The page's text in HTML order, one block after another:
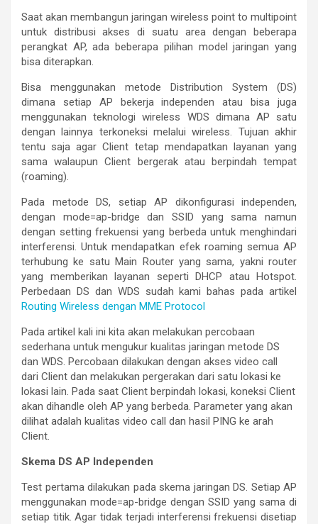
Saat akan membangun jaringan wireless point to multipoint
untuk distribusi akses di suatu area dengan beberapa
perangkat AP, ada beberapa pilihan model jaringan yang
bisa diterapkan.
Bisa menggunakan metode Distribution System (DS)
dimana setiap AP bekerja independen atau bisa juga
menggunakan teknologi wireless WDS dimana AP satu
dengan lainnya terkoneksi melalui wireless. Tujuan akhir
tentu saja agar Client tetap mendapatkan layanan yang
sama walaupun Client bergerak atau berpindah tempat
(roaming).
Pada metode DS, setiap AP dikonfigurasi independen,
dengan mode=ap-bridge dan SSID yang sama namun
dengan setting frekuensi yang berbeda untuk menghindari
interferensi. Untuk mendapatkan efek roaming semua AP
terhubung ke satu Main Router yang sama, yakni router
yang memberikan layanan seperti DHCP atau Hotspot.
Perbedaan DS dan WDS sudah kami bahas pada artikel
Routing Wireless dengan MME Protocol
Pada artikel kali ini kita akan melakukan percobaan
sederhana untuk mengukur kualitas jaringan metode DS
dan WDS. Percobaan dilakukan dengan akses video call
dari Client dan melakukan pergerakan dari satu lokasi ke
lokasi lain. Pada saat Client berpindah lokasi, koneksi Client
akan dihandle oleh AP yang berbeda. Parameter yang akan
dilihat adalah kualitas video call dan hasil PING ke arah
Client.
Skema DS AP Independen
Test pertama dilakukan pada skema jaringan DS. Setiap AP
menggunakan mode=ap-bridge dengan SSID yang sama di
setiap titik. Agar tidak terjadi interferensi frekuensi disetiap